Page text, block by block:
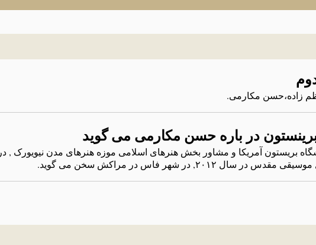
زاده‌،حسن مکارمی.
برینستون در باره حسن مکارمی می گوید
بریستون آمریکا و مشاور بخش هنرهای اسلامی موزه هنرهای مدن نیویورک , در
در شهر فاس در مراکش سخن می گوید.